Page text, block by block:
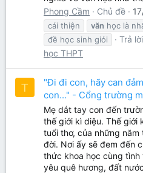
Phong Cầm
Chủ đề
cái thiện
văn học là
đề học sinh giỏi
Trả
học THPT
T
"Đi đi con, hãy can
con..." - Cổng trường
Mẹ dắt tay con đến
thế giới kì diệu. Thế giới
tuổi thơ, của những
đời. Nơi ấy sẽ đem đến
thức khoa học cùng
yêu quê hương, đất